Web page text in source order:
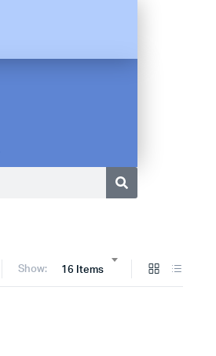
Show: 16 Items